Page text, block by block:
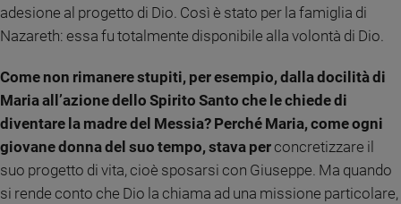
valore
Caso
settimana
Migranti
Diversità
e
inclusione
Costume
adesione al progetto di Dio. Così è stato per la famiglia di
Nazareth: essa fu totalmente disponibile alla volontà di Dio.
Come non rimanere stupiti, per esempio, dalla docilità di
Maria all’azione dello Spirito Santo che le chiede di
diventare la madre del Messia? Perché Maria, come ogni
giovane donna del suo tempo, stava perconcretizzare il
suo progetto di vita, cioè sposarsi con Giuseppe. Ma quando
si rende conto che Dio la chiama ad una missione particolare,